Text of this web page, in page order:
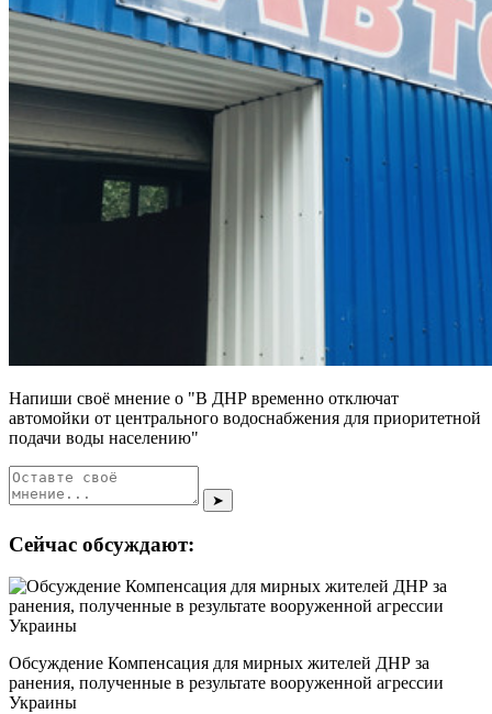
Напиши своё мнение о "В ДНР временно отключат
автомойки от центрального водоснабжения для приоритетной
подачи воды населению"
➤
Сейчас обсуждают:
Обсуждение Компенсация для мирных жителей ДНР за
ранения, полученные в результате вооруженной агрессии
Украины